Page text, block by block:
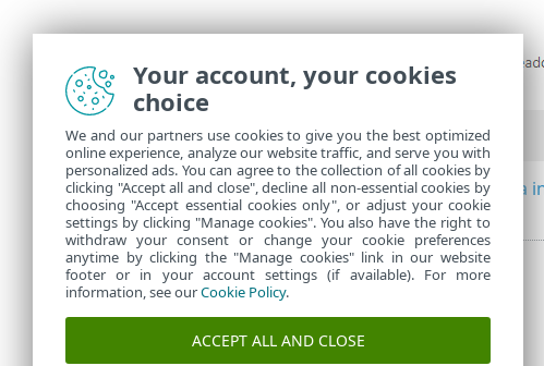
Puede ver labarra
Your account, your cookies
choice
We and our partners use cookies to give you the best optimized
online experience, analyze our website traffic, and serve you with
personalized ads. You can agree to the collection of all cookies by
clicking "Accept all and close", decline all non-essential cookies by
choosing "Accept essential cookies only", or adjust your cookie
settings by clicking "Manage cookies". You also have the right to
withdraw your consent or change your cookie preferences
anytime by clicking the "Manage cookies" link in our website
footer or in your account settings (if available). For more
information, see ourCookie Policy.
ACCEPT ALL AND CLOSE